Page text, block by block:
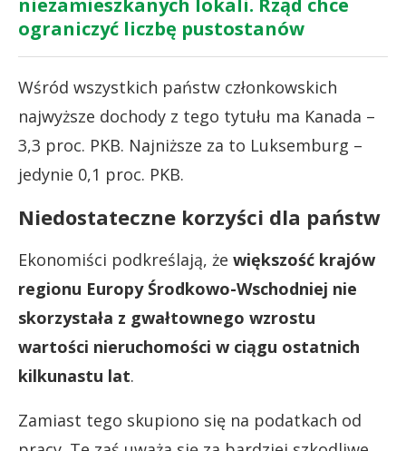
ograniczyć liczbę pustostanów
Wśród wszystkich państw członkowskich
najwyższe dochody z tego tytułu ma Kanada –
3,3 proc. PKB. Najniższe za to Luksemburg –
jedynie 0,1 proc. PKB.
Niedostateczne korzyści dla państw
Ekonomiści podkreślają, że większość krajów
regionu Europy Środkowo-Wschodniej nie
skorzystała z gwałtownego wzrostu
wartości nieruchomości w ciągu ostatnich
kilkunastu lat.
Zamiast tego skupiono się na podatkach od